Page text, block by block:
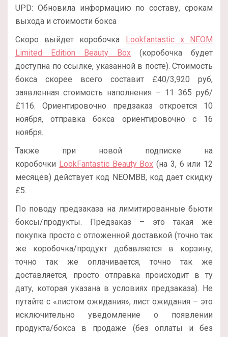
UPD: Обновила информацию по составу, срокам
выхода и стоимости бокса
Скоро выйдет коробочка Lookfantastic x NEOM
Limited Edition Beauty Box (коробочка будет
доступна по ссылке, указанной в посте). Стоимость
бокса скорее всего составит £40/3,920 руб,
заявленная стоимость наполнения – 11 365 руб/
£116. Ориентировочно предзаказ откроется 10
ноября, отправка бокса ориентировочно с 16
ноября.
Также при новой подписке на
коробочки LookFantastic Beauty Box (на 3, 6 или 12
месяцев) действует код NEOMBB, код дает скидку
£5.
По поводу предзаказа на лимитированные бьюти
боксы/продукты. Предзаказ – это такая же
покупка просто с отложенной доставкой (точно так
же коробочка/продукт добавляется в корзину,
точно так же оплачивается, точно так же
доставляется, просто отправка происходит в ту
дату, которая указана в условиях предзаказа). Не
путайте с «листом ожидания», лист ожидания – это
исключительно уведомление о появлении
продукта/бокса в продаже (без оплаты и без